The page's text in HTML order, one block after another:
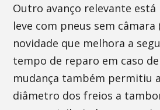
Outro avanço relevante está
leve com pneus sem câmara
novidade que melhora a
tempo de reparo em caso
mudança também permitiu
diâmetro dos freios a